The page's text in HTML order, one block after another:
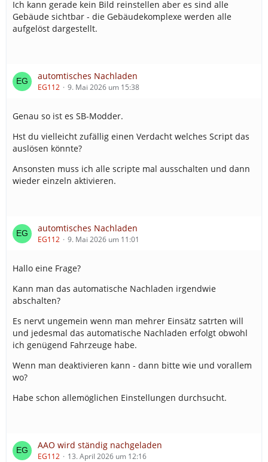
Ich kann gerade kein Bild reinstellen aber es sind alle
Gebäude sichtbar - die Gebäudekomplexe werden alle
aufgelöst dargestellt.
automtisches Nachladen
EG112 9. Mai 2026 um 15:38
Genau so ist es SB-Modder.
Hst du vielleicht zufällig einen Verdacht welches Script das
auslösen könnte?
Ansonsten muss ich alle scripte mal ausschalten und dann
wieder einzeln aktivieren.
automtisches Nachladen
EG112 9. Mai 2026 um 11:01
Hallo eine Frage?
Kann man das automatische Nachladen irgendwie
abschalten?
Es nervt ungemein wenn man mehrer Einsätz satrten will
und jedesmal das automatische Nachladen erfolgt obwohl
ich genügend Fahrzeuge habe.
Wenn man deaktivieren kann - dann bitte wie und vorallem
wo?
Habe schon allemöglichen Einstellungen durchsucht.
AAO wird ständig nachgeladen
EG112 13. April 2026 um 12:16